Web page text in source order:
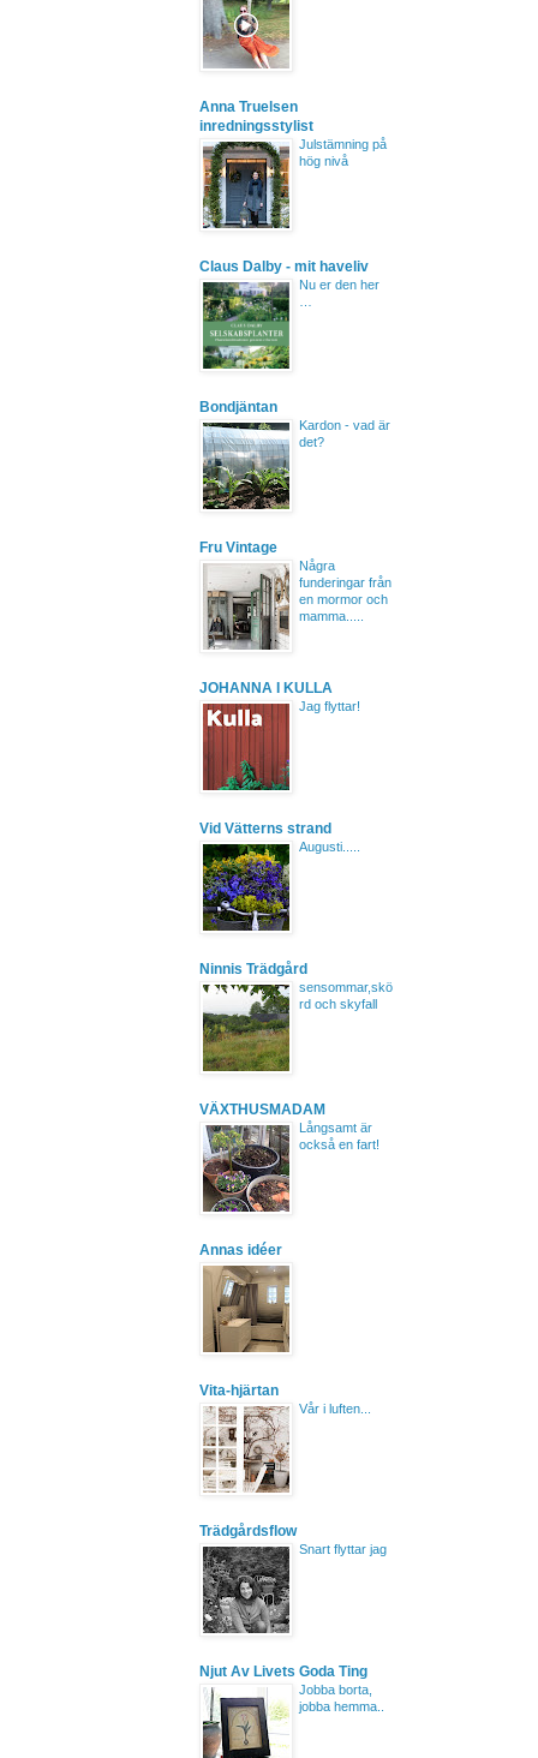
Anna Truelsen
inredningsstylist
Julstämning på
hög nivå
Claus Dalby - mit haveliv
Nu er den her
Bondjäntan
Kardon - vad är
det?
Fru Vintage
Några
funderingar från
en mormor och
mamma.....
JOHANNA I KULLA
Jag flyttar!
Vid Vätterns strand
Augusti.....
Ninnis Trädgård
sensommar,skö
rd och skyfall
VÄXTHUSMADAM
Långsamt är
också en fart!
Annas idéer
Vita-hjärtan
Vår i luften...
Trädgårdsflow
Snart flyttar jag
Njut Av Livets Goda Ting
Jobba borta,
jobba hemma..